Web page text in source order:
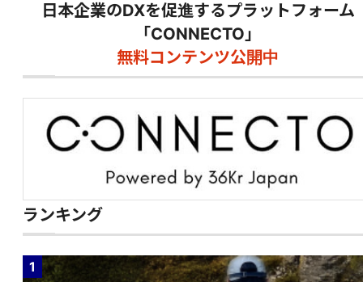
日本企業のDXを促進するプラットフォーム
「CONNECTO」
無料コンテンツ公開中
ランキング
1